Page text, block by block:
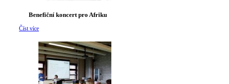
Benefiční koncert pro Afriku
Číst více